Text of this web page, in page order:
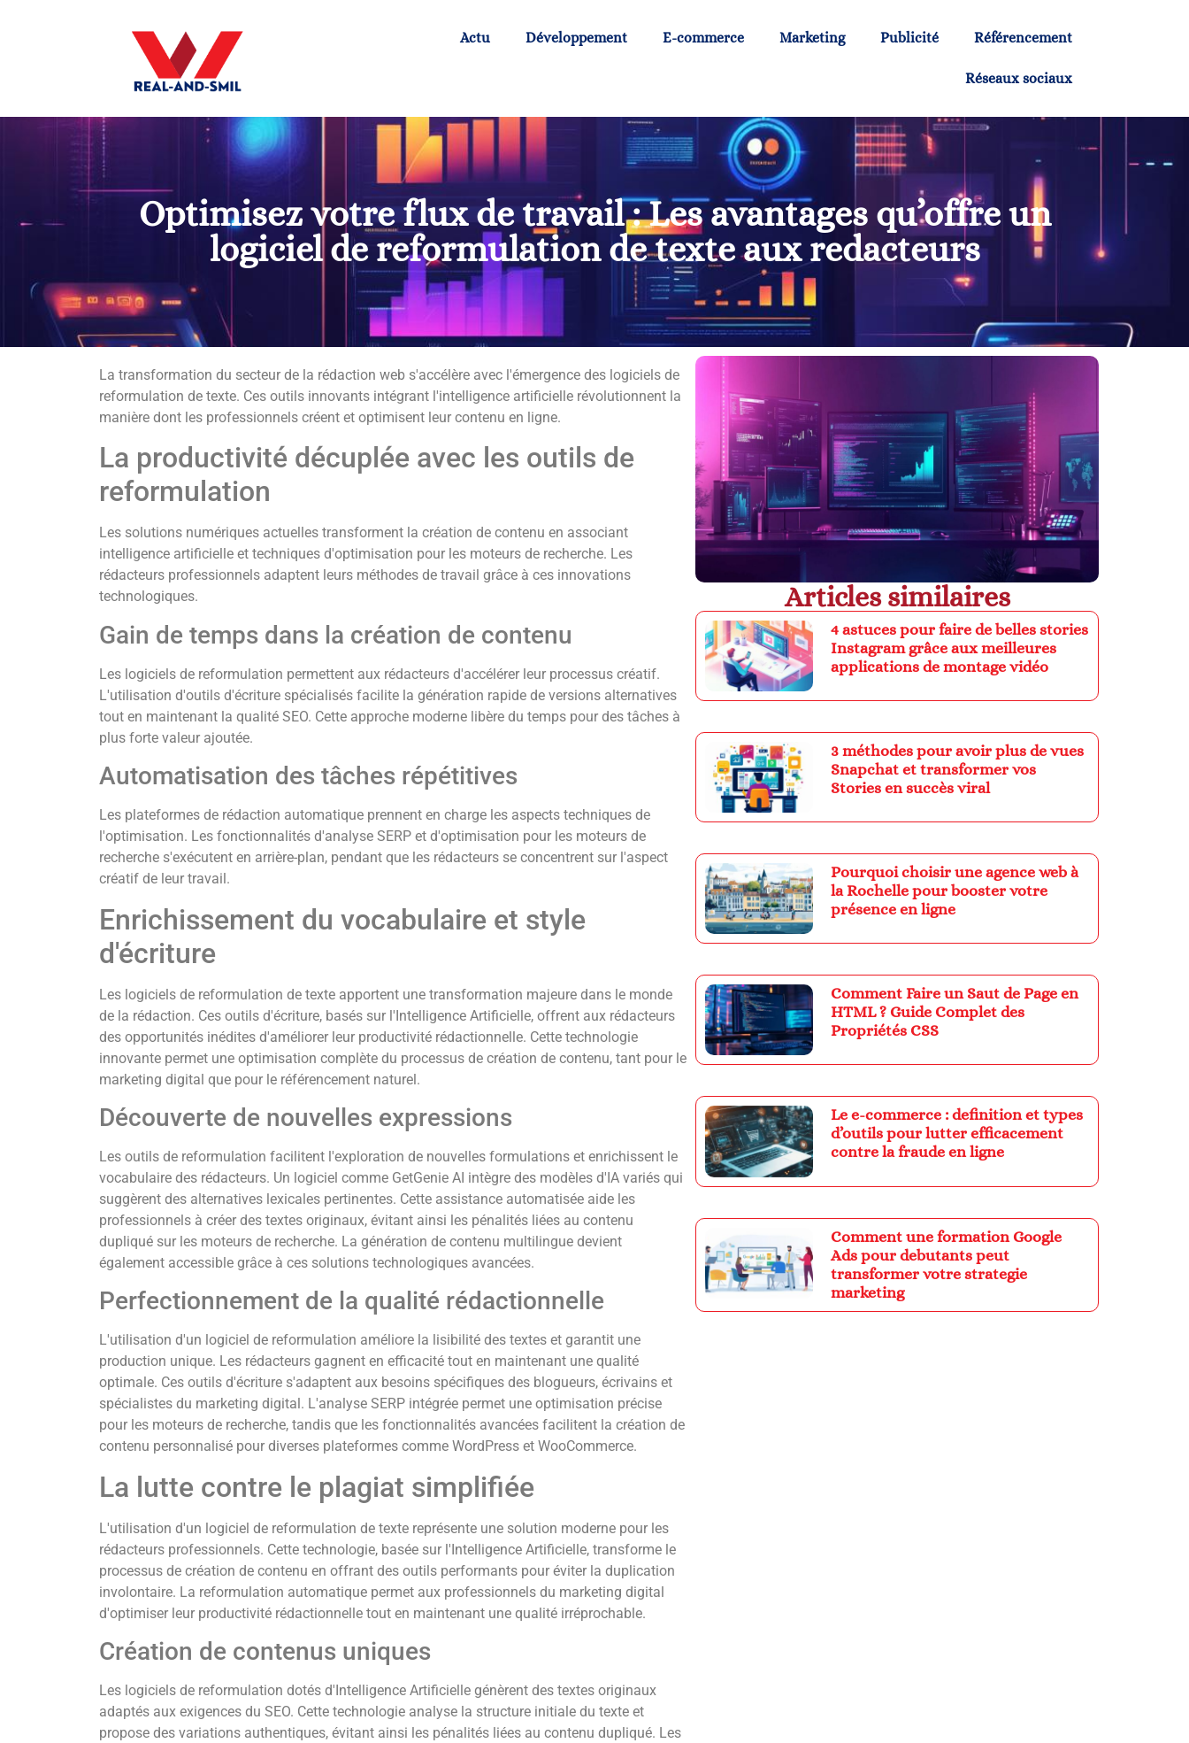
Actu Développement E-commerce Marketing Publicité Référencement
Réseaux sociaux
Optimisez votre flux de travail : Les avantages qu’offre un
logiciel de reformulation de texte aux redacteurs
La transformation du secteur de la rédaction web s'accélère avec l'émergence des logiciels de
reformulation de texte. Ces outils innovants intégrant l'intelligence artificielle révolutionnent la
manière dont les professionnels créent et optimisent leur contenu en ligne.
La productivité décuplée avec les outils de
reformulation
Les solutions numériques actuelles transforment la création de contenu en associant
intelligence artificielle et techniques d'optimisation pour les moteurs de recherche. Les
rédacteurs professionnels adaptent leurs méthodes de travail grâce à ces innovations
technologiques.
Gain de temps dans la création de contenu
Les logiciels de reformulation permettent aux rédacteurs d'accélérer leur processus créatif.
L'utilisation d'outils d'écriture spécialisés facilite la génération rapide de versions alternatives
tout en maintenant la qualité SEO. Cette approche moderne libère du temps pour des tâches à
plus forte valeur ajoutée.
Automatisation des tâches répétitives
Les plateformes de rédaction automatique prennent en charge les aspects techniques de
l'optimisation. Les fonctionnalités d'analyse SERP et d'optimisation pour les moteurs de
recherche s'exécutent en arrière-plan, pendant que les rédacteurs se concentrent sur l'aspect
créatif de leur travail.
Enrichissement du vocabulaire et style
d'écriture
Les logiciels de reformulation de texte apportent une transformation majeure dans le monde
de la rédaction. Ces outils d'écriture, basés sur l'Intelligence Artificielle, offrent aux rédacteurs
des opportunités inédites d'améliorer leur productivité rédactionnelle. Cette technologie
innovante permet une optimisation complète du processus de création de contenu, tant pour le
marketing digital que pour le référencement naturel.
Découverte de nouvelles expressions
Les outils de reformulation facilitent l'exploration de nouvelles formulations et enrichissent le
vocabulaire des rédacteurs. Un logiciel comme GetGenie AI intègre des modèles d'IA variés qui
suggèrent des alternatives lexicales pertinentes. Cette assistance automatisée aide les
professionnels à créer des textes originaux, évitant ainsi les pénalités liées au contenu
dupliqué sur les moteurs de recherche. La génération de contenu multilingue devient
également accessible grâce à ces solutions technologiques avancées.
Perfectionnement de la qualité rédactionnelle
L'utilisation d'un logiciel de reformulation améliore la lisibilité des textes et garantit une
production unique. Les rédacteurs gagnent en efficacité tout en maintenant une qualité
optimale. Ces outils d'écriture s'adaptent aux besoins spécifiques des blogueurs, écrivains et
spécialistes du marketing digital. L'analyse SERP intégrée permet une optimisation précise
pour les moteurs de recherche, tandis que les fonctionnalités avancées facilitent la création de
contenu personnalisé pour diverses plateformes comme WordPress et WooCommerce.
La lutte contre le plagiat simplifiée
L'utilisation d'un logiciel de reformulation de texte représente une solution moderne pour les
rédacteurs professionnels. Cette technologie, basée sur l'Intelligence Artificielle, transforme le
processus de création de contenu en offrant des outils performants pour éviter la duplication
involontaire. La reformulation automatique permet aux professionnels du marketing digital
d'optimiser leur productivité rédactionnelle tout en maintenant une qualité irréprochable.
Création de contenus uniques
Les logiciels de reformulation dotés d'Intelligence Artificielle génèrent des textes originaux
adaptés aux exigences du SEO. Cette technologie analyse la structure initiale du texte et
propose des variations authentiques, évitant ainsi les pénalités liées au contenu dupliqué. Les
Articles similaires
4 astuces pour faire de belles stories
Instagram grâce aux meilleures
applications de montage vidéo
3 méthodes pour avoir plus de vues
Snapchat et transformer vos
Stories en succès viral
Pourquoi choisir une agence web à
la Rochelle pour booster votre
présence en ligne
Comment Faire un Saut de Page en
HTML ? Guide Complet des
Propriétés CSS
Le e-commerce : definition et types
d’outils pour lutter efficacement
contre la fraude en ligne
Comment une formation Google
Ads pour debutants peut
transformer votre strategie
marketing